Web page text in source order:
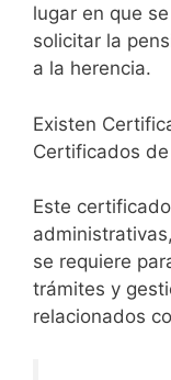
lugar en que
solicitar la
a la herencia.
Existen
Certificados
Este
se requiere
trámites y
relacionados